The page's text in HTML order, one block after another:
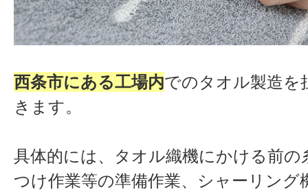
西条市にある工場内でのタオル製造を
きます。
具体的には、タオル織機にかける前の
つけ作業等の準備作業、シャーリング